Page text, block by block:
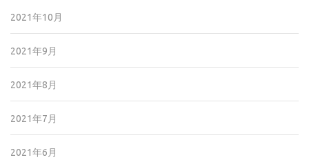
2021年10月
2021年9月
2021年8月
2021年7月
2021年6月